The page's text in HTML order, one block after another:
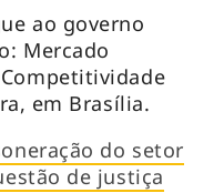
ao governo
Mercado
em Brasília.
do setor
de justiça